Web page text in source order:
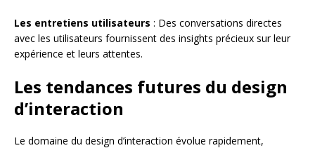
Les entretiens utilisateurs : Des conversations directes
avec les utilisateurs fournissent des insights précieux sur leur
expérience et leurs attentes.
Les tendances futures du design
d’interaction
Le domaine du design d’interaction évolue rapidement,